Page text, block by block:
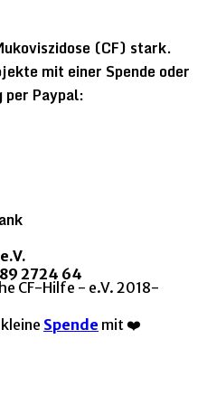
(CF) stark.
mit einer Spende oder
per Paypal:
2724 64
CF-Hilfe - e.V. 2018-
Spende mit ❤️